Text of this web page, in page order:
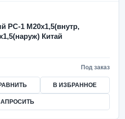
РС-1 M20x1,5(внутр,
Китай
Под заказ
В ИЗБРАННОЕ